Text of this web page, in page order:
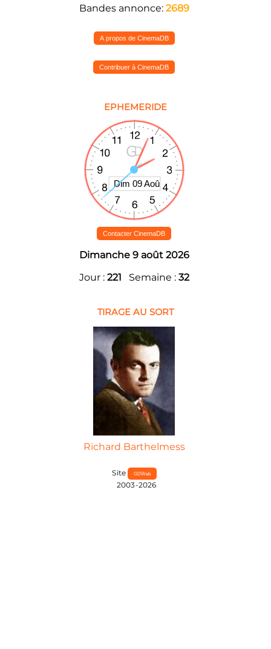
Bandes annonce: 2689
A propos de CinemaDB
Contribuer à CinemaDB
EPHEMERIDE
Contacter CinemaDB
Dimanche 9 août 2026
Jour : 221 Semaine : 32
TIRAGE AU SORT
Richard Barthelmess
Site GDWeb
2003-2026